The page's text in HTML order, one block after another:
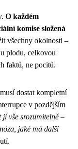
O každém
komise složená
všechny okolnosti –
plodu, celkovou
faktů, ne pocitů.
dostat kompletní
v pozdějším
vše srozumitelně –
jaké má další